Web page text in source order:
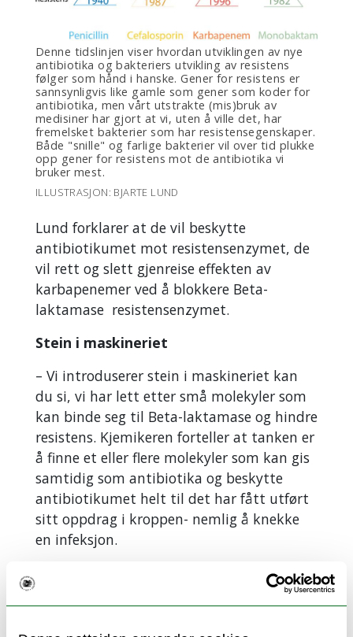
Denne tidslinjen viser hvordan utviklingen av nye
antibiotika og bakteriers utvikling av resistens
følger som hånd i hanske. Gener for resistens er
sannsynligvis like gamle som gener som koder for
antibiotika, men vårt utstrakte (mis)bruk av
medisiner har gjort at vi, uten å ville det, har
fremelsket bakterier som har resistensegenskaper.
Både "snille" og farlige bakterier vil over tid plukke
opp gener for resistens mot de antibiotika vi
bruker mest.
ILLUSTRASJON: BJARTE LUND
Lund forklarer at de vil beskytte
antibiotikumet mot resistensenzymet, de
vil rett og slett gjenreise effekten av
karbapenemer ved å blokkere Beta-
laktamase resistensenzymet.
Stein i maskineriet
– Vi introduserer stein i maskineriet kan
du si, vi har lett etter små molekyler som
kan binde seg til Beta-laktamase og hindre
resistens. Kjemikeren forteller at tanken er
å finne et eller flere molekyler som kan gis
samtidig som antibiotika og beskytte
antibiotikumet helt til det har fått utført
sitt oppdrag i kroppen- nemlig å knekke
en infeksjon.
Han har forsket på et bibliotek av 490
ulike små kjemisk forbindelser der hver av